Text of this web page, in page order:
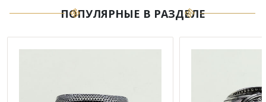
ПОПУЛЯРНЫЕ В РАЗДЕЛЕ